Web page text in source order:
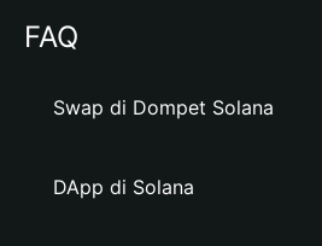
FAQ
Swap di Dompet Solana
DApp di Solana